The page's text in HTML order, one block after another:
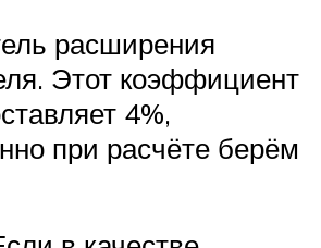
расширения
Этот коэффициент
4%,
при расчёте берём